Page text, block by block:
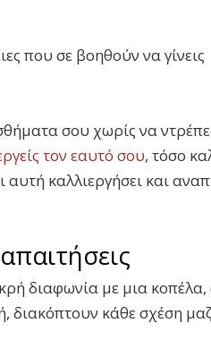
που σε βοηθούν να γίνεις
σου χωρίς να
τον εαυτό σου, τόσο
αυτή καλλιεργήσει και
διαφωνία με μια κοπέλα,
κάθε σχέση